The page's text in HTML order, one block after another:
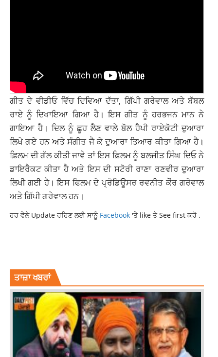
ਗੀਤ ਦੇ ਵੀਡੀਓ ਵਿੱਚ ਦਿਵਿਆ ਦੱਤਾ, ਗਿੱਪੀ ਗਰੇਵਾਲ ਅਤੇ ਬੱਬਲ
ਰਾਏ ਨੂੰ ਦਿਖਾਇਆ ਗਿਆ ਹੈ। ਇਸ ਗੀਤ ਨੂੰ ਹਰਭਜਨ ਮਾਨ ਨੇ
ਗਾਇਆ ਹੈ। ਦਿਲ ਨੂੰ ਛੂਹ ਲੈਣ ਵਾਲੇ ਬੋਲ ਹੈਪੀ ਰਾਏਕੋਟੀ ਦੁਆਰਾ
ਲਿਖੇ ਗਏ ਹਨ ਅਤੇ ਸੰਗੀਤ ਜੈ ਕੇ ਦੁਆਰਾ ਤਿਆਰ ਕੀਤਾ ਗਿਆ ਹੈ।
ਫ਼ਿਲਮ ਦੀ ਗੱਲ ਕੀਤੀ ਜਾਵੇ ਤਾਂ ਇਸ ਫ਼ਿਲਮ ਨੂੰ ਬਲਜੀਤ ਸਿੰਘ ਦਿਓ ਨੇ
ਡਾਇਰੈਕਟ ਕੀਤਾ ਹੈ ਅਤੇ ਇਸ ਦੀ ਸਟੋਰੀ ਰਾਣਾ ਰਣਵੀਰ ਦੁਆਰਾ
ਲਿਖੀ ਗਈ ਹੈ। ਇਸ ਫਿਲਮ ਦੇ ਪ੍ਰੋਡਿਊਸਰ ਰਵਨੀਤ ਕੌਰ ਗਰੇਵਾਲ
ਅਤੇ ਗਿੱਪੀ ਗਰੇਵਾਲ ਹਨ।
ਹਰ ਵੇਲੇ Update ਰਹਿਣ ਲਈ ਸਾਨੂੰ Facebook 'ਤੇ like ਤੇ See first ਕਰੋ .
ਤਾਜ਼ਾ ਖਬਰਾਂ